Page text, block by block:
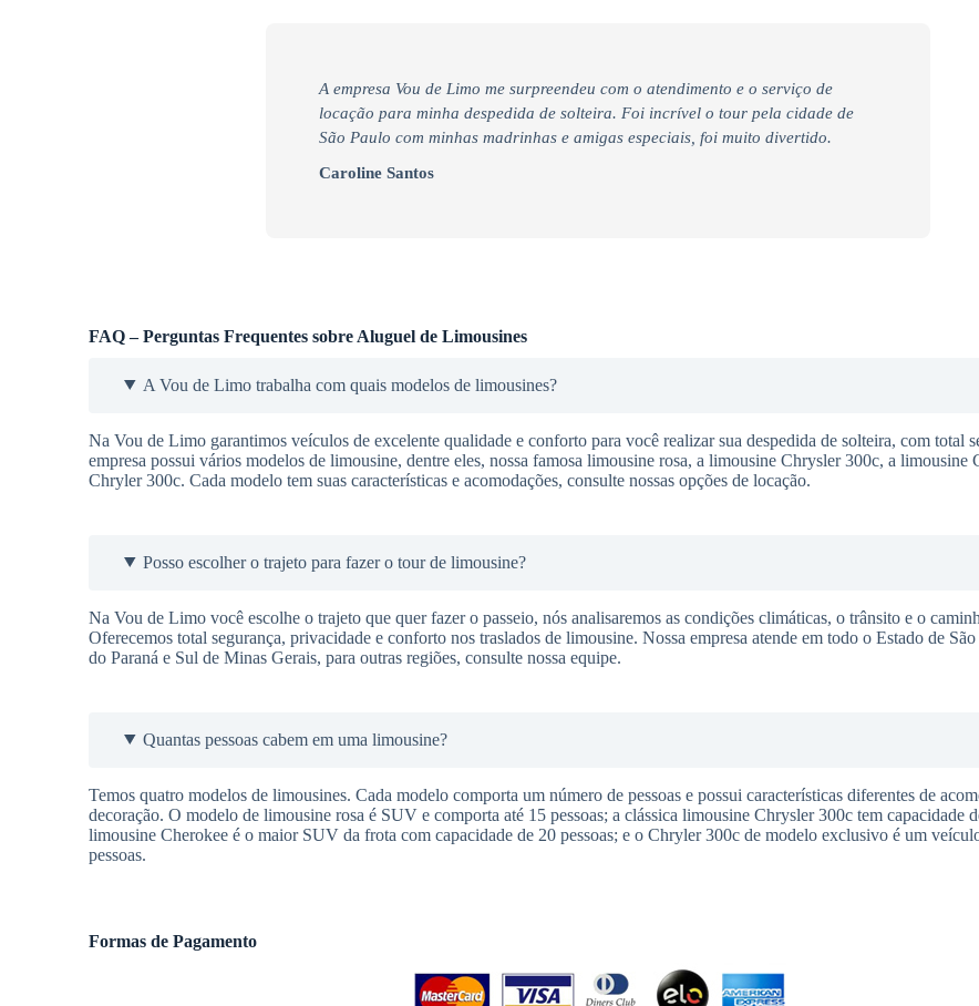
A empresa Vou de Limo me surpreendeu com o atendimento e o serviço de
locação para minha despedida de solteira. Foi incrível o tour pela cidade de
São Paulo com minhas madrinhas e amigas especiais, foi muito divertido.
Caroline Santos
FAQ – Perguntas Frequentes sobre Aluguel de Limousines
A Vou de Limo trabalha com quais modelos de limousines?
Na Vou de Limo garantimos veículos de excelente qualidade e conforto para você realizar sua despedida de solteira, com total
empresa possui vários modelos de limousine, dentre eles, nossa famosa limousine rosa, a limousine Chrysler 300c, a limousine
Chryler 300c. Cada modelo tem suas características e acomodações, consulte nossas opções de locação.
Posso escolher o trajeto para fazer o tour de limousine?
Na Vou de Limo você escolhe o trajeto que quer fazer o passeio, nós analisaremos as condições climáticas, o trânsito e o
Oferecemos total segurança, privacidade e conforto nos traslados de limousine. Nossa empresa atende em todo o Estado de
do Paraná e Sul de Minas Gerais, para outras regiões, consulte nossa equipe.
Quantas pessoas cabem em uma limousine?
Temos quatro modelos de limousines. Cada modelo comporta um número de pessoas e possui características diferentes de
decoração. O modelo de limousine rosa é SUV e comporta até 15 pessoas; a clássica limousine Chrysler 300c tem capacidade
limousine Cherokee é o maior SUV da frota com capacidade de 20 pessoas; e o Chryler 300c de modelo exclusivo é um
pessoas.
Formas de Pagamento